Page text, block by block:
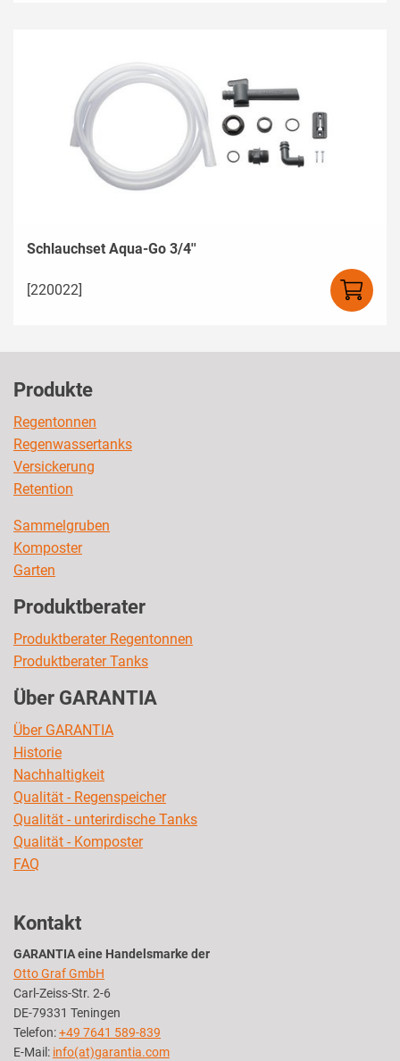
Schlauchset Aqua-Go 3/4''
[220022]
Produkte
Regentonnen
Regenwassertanks
Versickerung
Retention
Sammelgruben
Komposter
Garten
Produktberater
Produktberater Regentonnen
Produktberater Tanks
Über GARANTIA
Über GARANTIA
Historie
Nachhaltigkeit
Qualität - Regenspeicher
Qualität - unterirdische Tanks
Qualität - Komposter
FAQ
Kontakt
GARANTIA eine Handelsmarke der
Otto Graf GmbH
Carl-Zeiss-Str. 2-6
DE-79331 Teningen
Telefon:+49 7641 589-839
E-Mail: info(at)garantia.com